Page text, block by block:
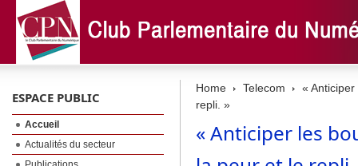
Home Telecom
«
repli. »
« Anticiper les
ESPACE PUBLIC
Accueil
Actualités du secteur